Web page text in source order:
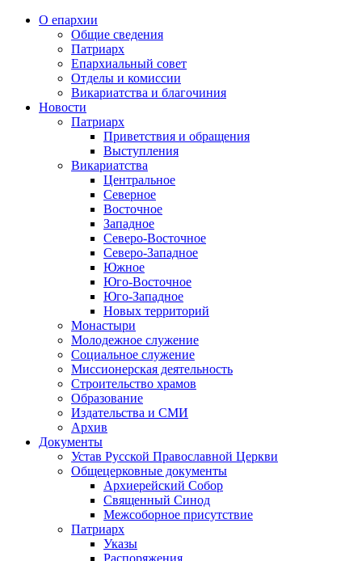
О епархии
Общие сведения
Патриарх
Епархиальный совет
Отделы и комиссии
Викариатства и благочиния
Новости
Патриарх
Приветствия и обращения
Выступления
Викариатства
Центральное
Северное
Восточное
Западное
Северо-Восточное
Северо-Западное
Южное
Юго-Восточное
Юго-Западное
Новых территорий
Монастыри
Молодежное служение
Социальное служение
Миссионерская деятельность
Строительство храмов
Образование
Издательства и СМИ
Архив
Документы
Устав Русской Православной Церкви
Общецерковные документы
Архиерейский Собор
Священный Синод
Межсоборное присутствие
Патриарх
Указы
Распоряжения